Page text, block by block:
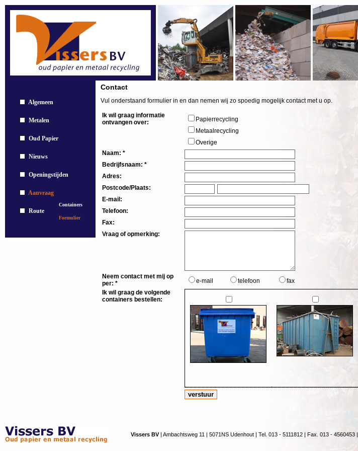
Algemeen
Metalen
Oud Papier
Nieuws
Openingstijden
Aanvraag
Containers
Formulier
Route
Contact
Vul onderstaand formulier in en dan nemen wij zo spoedig mogelijk contact met u op.
Ik wil graag informatie
ontvangen over:
Papierrecycling
Metaalrecycling
Overige
Naam: *
Bedrijfsnaam: *
Adres:
Postcode/Plaats:
E-mail:
Telefoon:
Fax:
Vraag of opmerking:
Neem contact met mij op
per: *
e-mail telefoon
fax
Ik wil graag de volgende
containers bestellen:
Vissers BV | Ambachtsweg 11 | 5071NS Udenhout | Tel. 013 - 5111812 | Fax. 013 - 4560453 |